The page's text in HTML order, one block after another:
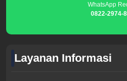
WhatsApp
0822-2974-
Layanan Informasi